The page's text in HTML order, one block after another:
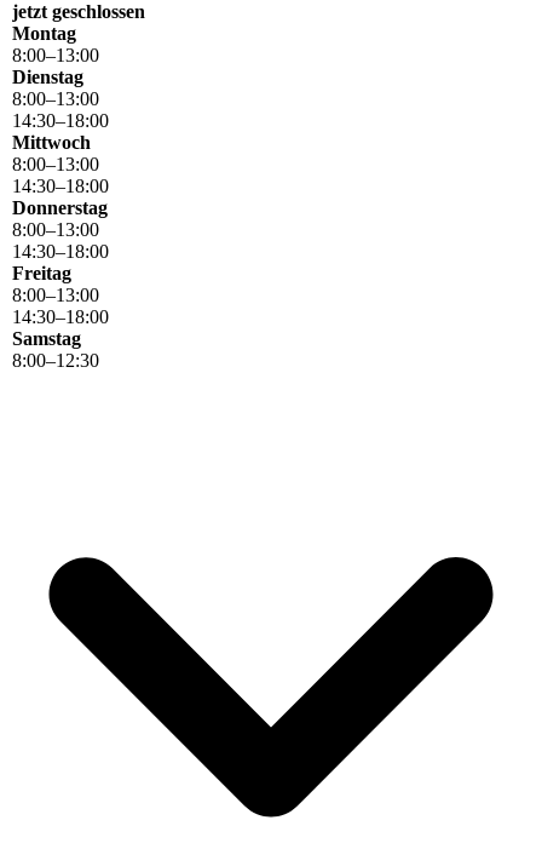
jetzt geschlossen
Montag
8:00–13:00
Dienstag
8:00–13:00
14:30–18:00
Mittwoch
8:00–13:00
14:30–18:00
Donnerstag
8:00–13:00
14:30–18:00
Freitag
8:00–13:00
14:30–18:00
Samstag
8:00–12:30